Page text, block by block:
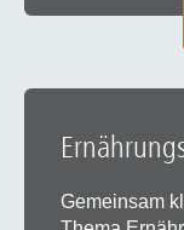
Gemeinsam